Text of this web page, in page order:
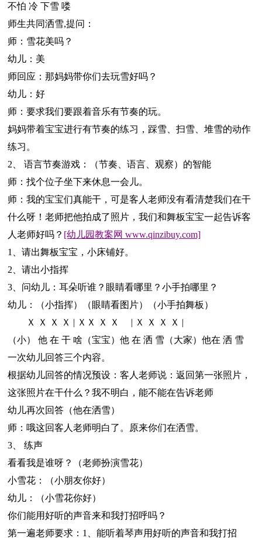
不怕 冷 下雪 喽
师生共同洒雪,提问：
师：雪花美吗？
幼儿：美
师回应：那妈妈带你们去玩雪好吗？
幼儿：好
师：要求我们要跟着音乐有节奏的玩。
妈妈带着宝宝进行有节奏的练习，踩雪、扫雪、堆雪的动作
练习。
2、 语言节奏游戏：（节奏、语言、观察）的智能
师：找个位子坐下来休息一会儿。
师：我的宝宝们真能干，可是客人老师没有看清楚我们在干
什么呀！老师把他拍成了照片，我们和舞板宝宝一起告诉客
人老师好吗？ [幼儿园教案网 www.qinzibuy.com]
1、请出舞板宝宝，小床铺好。
2、请出小指挥
3、问幼儿：耳朵听谁？眼睛看哪里？小手拍哪里？
幼儿：（小指挥）（眼睛看图片）（小手拍舞板）
Ｘ Ｘ Ｘ Ｘ | ＸＸ Ｘ Ｘ | Ｘ Ｘ Ｘ Ｘ |
（小） 他 在 干 啥（宝宝）他 在 洒 雪（大家ּ）他在 洒 雪
一次幼儿回答三个内容。
根据幼儿回答的情况预设：客人老师说：返回第一张照片，
这张照片在干什么？我不明白，能不能在告诉老师
幼儿再次回答（他在洒雪）
师：哦这回客人老师明白了。原来你们在洒雪。
3、 练声
看看我是谁呀？（老师扮演雪花）
小雪花：（小朋友你好）
幼儿：（小雪花你好）
你们能用好听的声音来和我打招呼吗？
第一遍老师要求：1、能听着琴声用好听的声音和我打招